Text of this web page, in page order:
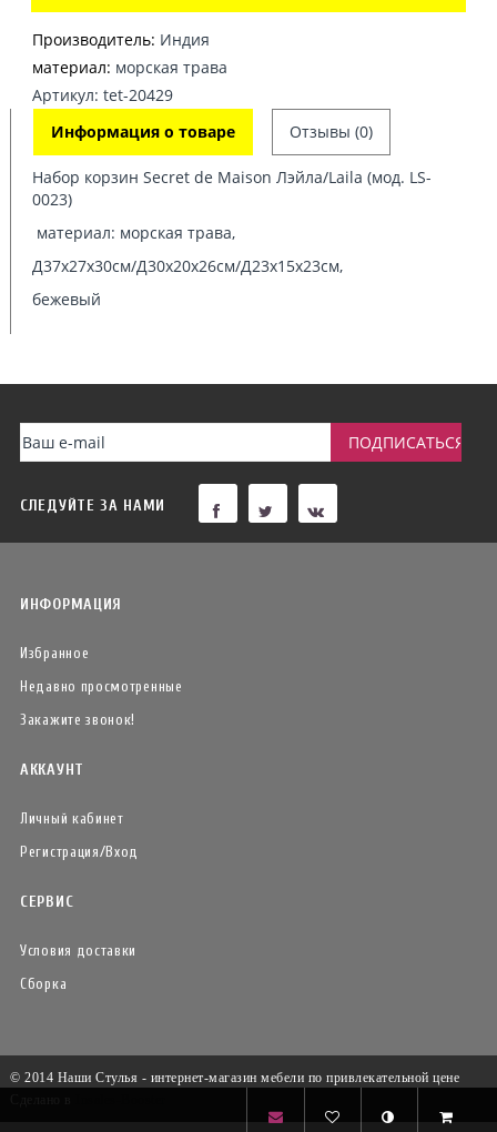
Производитель: Индия
материал: морская трава
Артикул: tet-20429
Информация о товаре
Отзывы (0)
Набор корзин Secret de Maison Лэйла/Laila (мод. LS-
0023)
материал: морская трава,
Д37х27х30см/Д30х20х26см/Д23х15х23см,
бежевый
СЛЕДУЙТЕ ЗА НАМИ
ИНФОРМАЦИЯ
Избранное
Недавно просмотренные
Закажите звонок!
АККАУНТ
Личный кабинет
Регистрация/Вход
СЕРВИС
Условия доставки
Сборка
© 2014 Наши Стулья - интернет-магазин мебели по привлекательной цене